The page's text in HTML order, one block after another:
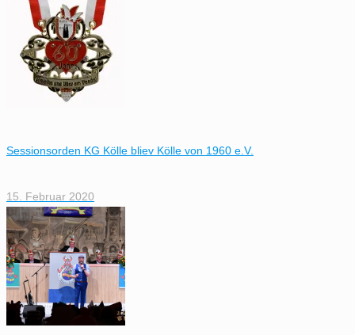
Sessionsorden KG Kölle bliev Kölle von 1960 e.V.
15. Februar 2020